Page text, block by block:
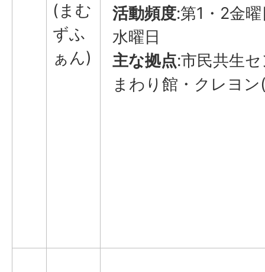
(まむ
ずふ
ぁん)
活動頻度:第1・2金
水曜日
主な拠点:市民共生
まわり館・クレヨ